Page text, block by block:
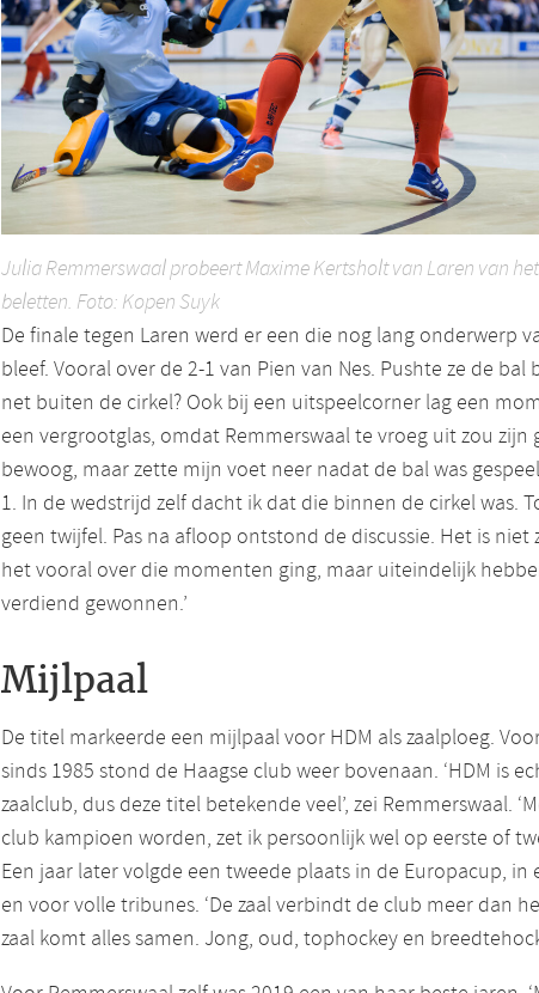
Julia Remmerswaal probeert Maxime Kertsholt van Laren van
beletten. Foto: Kopen Suyk
De finale tegen Laren werd er een die nog lang onderwerp
bleef. Vooral over de 2-1 van Pien van Nes. Pushte ze de bal
net buiten de cirkel? Ook bij een uitspeelcorner lag een
een vergrootglas, omdat Remmerswaal te vroeg uit zou zijn
bewoog, maar zette mijn voet neer nadat de bal was
1. In de wedstrijd zelf dacht ik dat die binnen de cirkel was.
geen twijfel. Pas na afloop ontstond de discussie. Het is niet
het vooral over die momenten ging, maar uiteindelijk
verdiend gewonnen.’
Mijlpaal
De titel markeerde een mijlpaal voor HDM als zaalploeg.
sinds 1985 stond de Haagse club weer bovenaan. ‘HDM is
zaalclub, dus deze titel betekende veel’, zei Remmerswaal.
club kampioen worden, zet ik persoonlijk wel op eerste of
Een jaar later volgde een tweede plaats in de Europacup, in
en voor volle tribunes. ‘De zaal verbindt de club meer dan
zaal komt alles samen. Jong, oud, tophockey en